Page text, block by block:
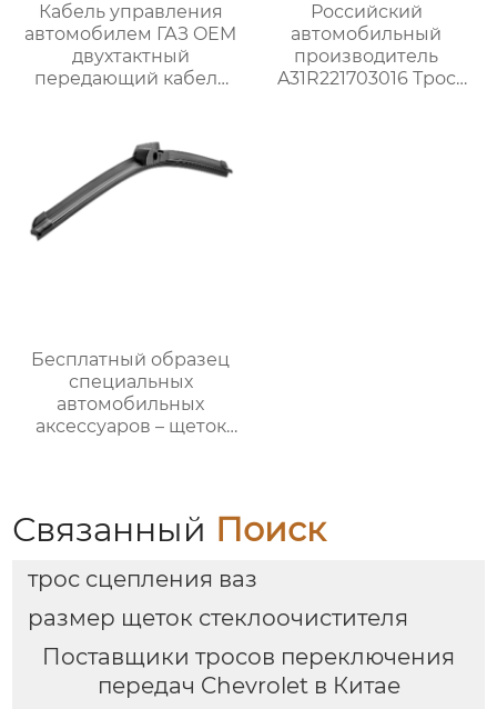
Кабель управления
автомобилем ГАЗ OEM
двухтактный
передающий кабель
Российский
автомобильный
производитель
A31R221703016 Трос
Бесплатный образец
специальных
автомобильных
аксессуаров – щеток
Связанный Поиск
трос сцепления ваз
размер щеток стеклоочистителя
Поставщики тросов переключения
передач Chevrolet в Китае